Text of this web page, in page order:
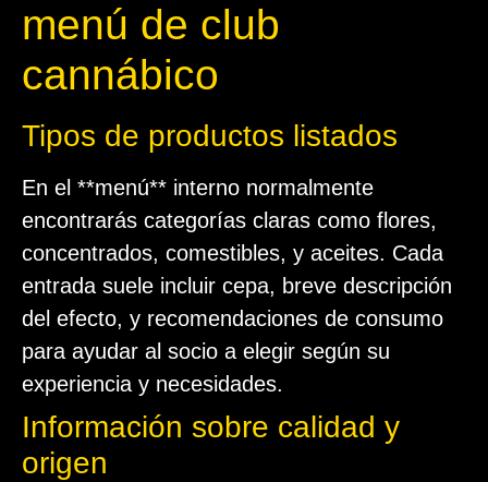
menú de club
cannábico
Tipos de productos listados
En el **menú** interno normalmente
encontrarás categorías claras como flores,
concentrados, comestibles, y aceites. Cada
entrada suele incluir cepa, breve descripción
del efecto, y recomendaciones de consumo
para ayudar al socio a elegir según su
experiencia y necesidades.
Información sobre calidad y
origen